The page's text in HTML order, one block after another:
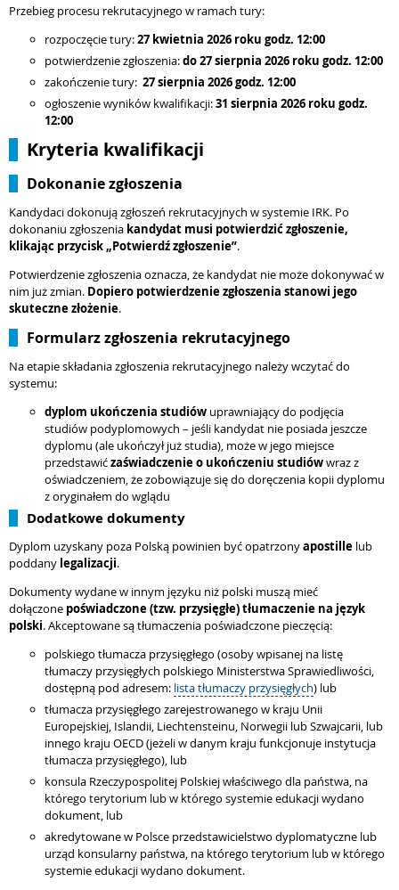
Przebieg procesu rekrutacyjnego w ramach tury:
rozpoczęcie tury:27 kwietnia 2026 roku godz. 12:00
potwierdzenie zgłoszenia:do 27 sierpnia 2026 roku godz. 12:00
zakończenie tury: 27 sierpnia 2026 godz. 12:00
ogłoszenie wyników kwalifikacji:31 sierpnia 2026 roku godz.
12:00
Kryteria kwalifikacji
Dokonanie zgłoszenia
Kandydaci dokonują zgłoszeń rekrutacyjnych w systemie IRK. Po
dokonaniu zgłoszenia kandydat musi potwierdzić zgłoszenie,
klikając przycisk „Potwierdź zgłoszenie”.
Potwierdzenie zgłoszenia oznacza, że kandydat nie może dokonywać w
nim już zmian. Dopiero potwierdzenie zgłoszenia stanowi jego
skuteczne złożenie.
Formularz zgłoszenia rekrutacyjnego
Na etapie składania zgłoszenia rekrutacyjnego należy wczytać do
systemu:
dyplom ukończenia studiów uprawniający do podjęcia
studiów podyplomowych – jeśli kandydat nie posiada jeszcze
dyplomu (ale ukończył już studia), może w jego miejsce
przedstawićzaświadczenie o ukończeniu studiówwraz z
oświadczeniem, że zobowiązuje się do doręczenia kopii dyplomu
z oryginałem do wglądu
Dodatkowe dokumenty
Dyplom uzyskany poza Polską powinien być opatrzonyapostille lub
poddany legalizacji.
Dokumenty wydane w innym języku niż polski muszą mieć
dołączone poświadczone (tzw. przysięgłe) tłumaczenie na język
polski. Akceptowane są tłumaczenia poświadczone pieczęcią:
polskiego tłumacza przysięgłego (osoby wpisanej na listę
tłumaczy przysięgłych polskiego Ministerstwa Sprawiedliwości,
dostępną pod adresem: lista tłumaczy przysięgłych) lub
tłumacza przysięgłego zarejestrowanego w kraju Unii
Europejskiej, Islandii, Liechtensteinu, Norwegii lub Szwajcarii, lub
innego kraju OECD (jeżeli w danym kraju funkcjonuje instytucja
tłumacza przysięgłego), lub
konsula Rzeczypospolitej Polskiej właściwego dla państwa, na
którego terytorium lub w którego systemie edukacji wydano
dokument, lub
akredytowane w Polsce przedstawicielstwo dyplomatyczne lub
urząd konsularny państwa, na którego terytorium lub w którego
systemie edukacji wydano dokument.